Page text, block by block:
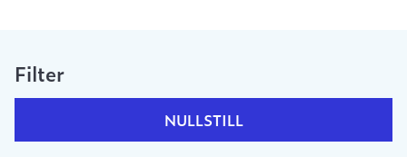
Filter
NULLSTILL